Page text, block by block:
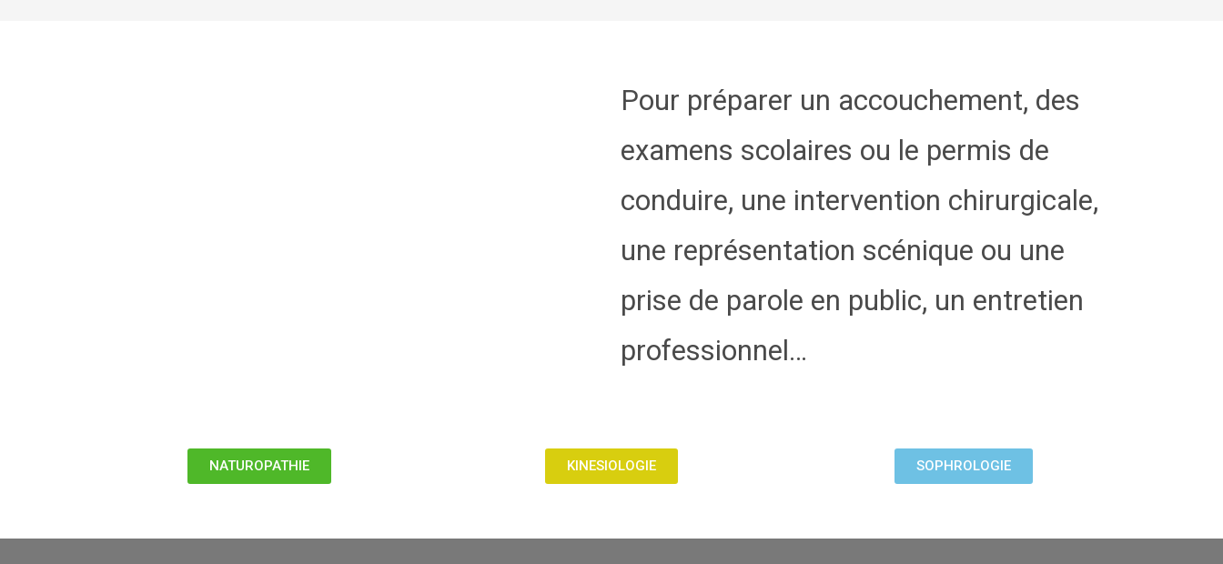
Pour préparer un accouchement, des
examens scolaires ou le permis de
conduire, une intervention chirurgicale,
une représentation scénique ou une
prise de parole en public, un entretien
professionnel…
NATUROPATHIE KINESIOLOGIE SOPHROLOGIE